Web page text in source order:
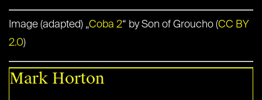
Image (adapted) „Coba 2“ by Son of Groucho (CC BY
2.0)
Mark Horton